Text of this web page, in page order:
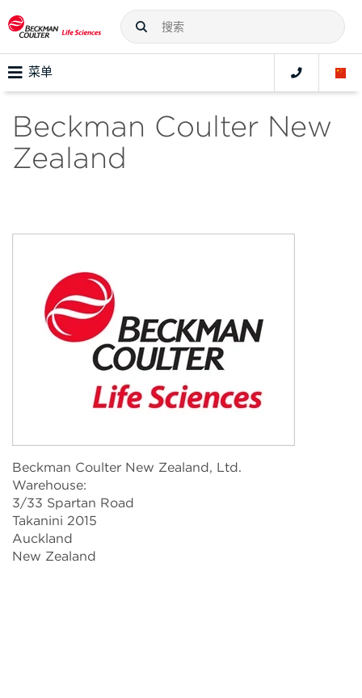
菜单
Beckman Coulter New
Zealand
Beckman Coulter New Zealand, Ltd.
Warehouse:
3/33 Spartan Road
Takanini 2015
Auckland
New Zealand